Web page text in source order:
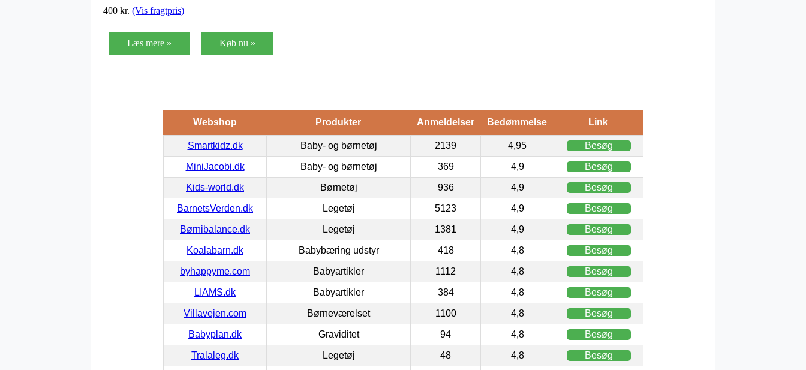
400 kr. (Vis fragtpris)
Læs mere » Køb nu »
Webshop Produkter Anmeldelser Bedømmelse Link
Smartkidz.dk Baby- og børnetøj 2139 4,95 Besøg
MiniJacobi.dk Baby- og børnetøj 369 4,9 Besøg
Kids-world.dk Børnetøj 936 4,9 Besøg
BarnetsVerden.dk Legetøj 5123 4,9 Besøg
Børnibalance.dk Legetøj 1381 4,9 Besøg
Koalabarn.dk Babybæring udstyr 418 4,8 Besøg
byhappyme.com Babyartikler 1112 4,8 Besøg
LIAMS.dk Babyartikler 384 4,8 Besøg
Villavejen.com Børneværelset 1100 4,8 Besøg
Babyplan.dk Graviditet 94 4,8 Besøg
Tralaleg.dk Legetøj 48 4,8 Besøg